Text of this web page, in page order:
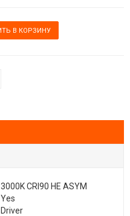
3000K CRI90 HE ASYM
Yes
Driver